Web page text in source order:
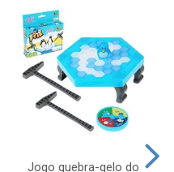
Jogo quebra-gelo do